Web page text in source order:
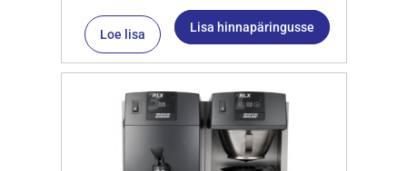
Loe lisa Lisa hinnapäringusse